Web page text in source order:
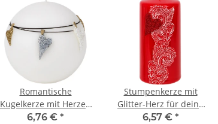
Romantische
Kugelkerze mit Herzen
für deinen
6,76 € *
Stumpenkerze mit
Glitter-Herz für deine
Hochzeit
6,57 € *